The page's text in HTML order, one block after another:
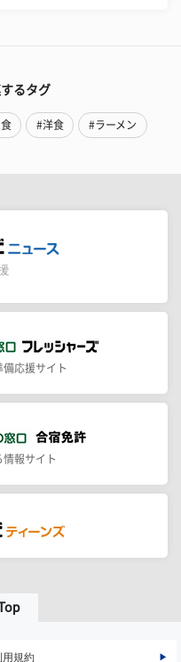
るタグ
#洋食 #ラーメン
応援サイト
報サイト
用規約